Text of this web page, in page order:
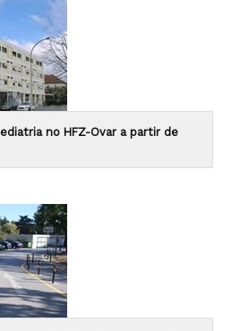
no HFZ-Ovar a partir de